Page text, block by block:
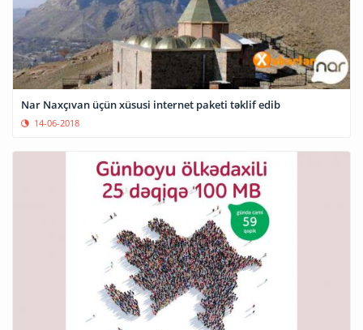
Nar Naxçıvan üçün xüsusi internet paketi təklif edib
14-06-2018